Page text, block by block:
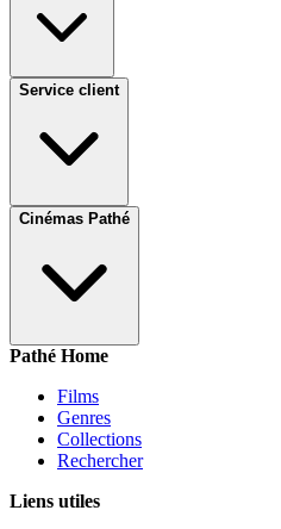
Service client
Cinémas Pathé
Pathé Home
Films
Genres
Collections
Rechercher
Liens utiles